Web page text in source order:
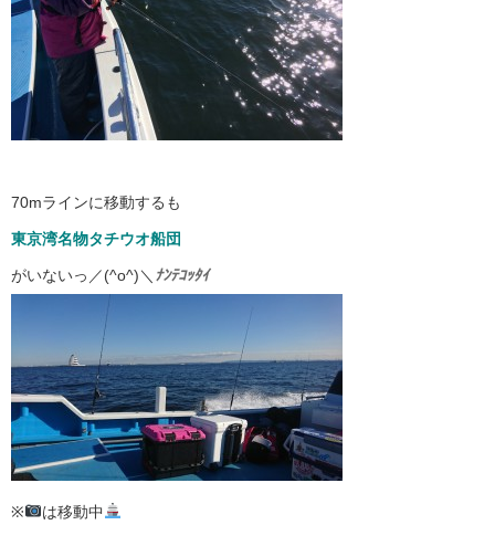
70mラインに移動するも
東京湾名物タチウオ船団
がいないっ／(^o^)＼ ﾅﾝﾃｺｯﾀｲ
※ は移動中